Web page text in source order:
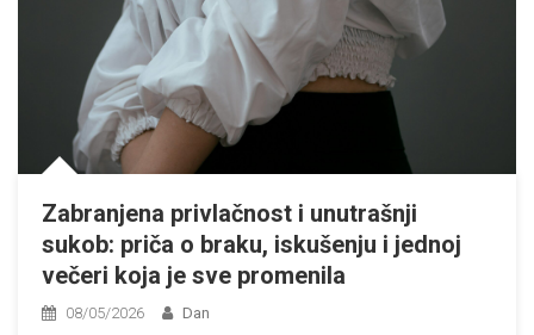
Zabranjena privlačnost i unutrašnji
sukob: priča o braku, iskušenju i jednoj
večeri koja je sve promenila
08/05/2026 Dan